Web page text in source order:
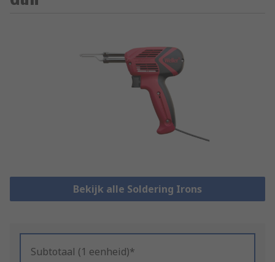
Bekijk alle Soldering Irons
Subtotaal (1 eenheid)*